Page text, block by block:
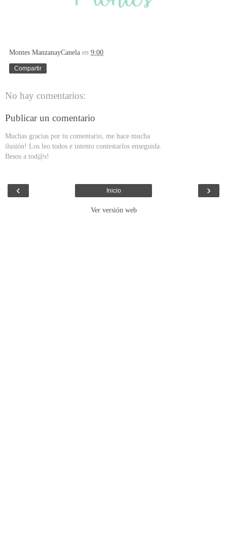
Montes ManzanayCanela en 9:00
Compartir
No hay comentarios:
Publicar un comentario
Muchas gracias por tu comentario, me hace mucha
ilusión! Los leo todos e intento contestarlos enseguida.
Besos a tod@s!
‹ ›
Inicio
Ver versión web